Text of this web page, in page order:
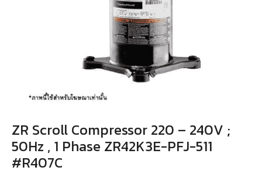
ZR Scroll Compressor 220 – 240V ;
50Hz , 1 Phase ZR42K3E-PFJ-511
#R407C